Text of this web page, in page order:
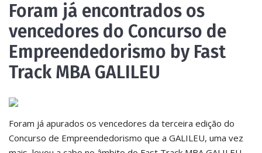
Foram já encontrados os
vencedores do Concurso de
Empreendedorismo by Fast
Track MBA GALILEU
Foram já apurados os vencedores da terceira edição do
Concurso de Empreendedorismo que a GALILEU, uma vez